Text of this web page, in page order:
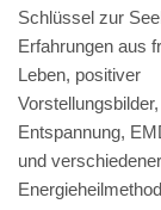
Schlüssel zur
Erfahrungen aus
Leben, positiver
Entspannung,
und verschiedener